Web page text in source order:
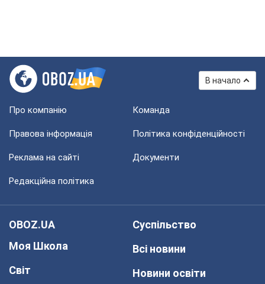
В начало
Про компанію Команда
Правова інформація Політика конфіденційності
Реклама на сайті Документи
Редакційна політика
OBOZ.UA
Моя Школа
Світ
Суспільство
Всі новини
Новини освіти